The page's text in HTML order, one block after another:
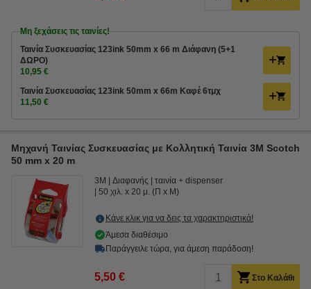
Μη ξεχάσεις τις ταινίες!
Ταινία Συσκευασίας 123ink 50mm x 66 m Διάφανη (5+1
ΔΩΡΟ)
10,95 €
Ταινία Συσκευασίας 123ink 50mm x 66m Καφέ 6τμχ
11,50 €
Μηχανή Ταινίας Συσκευασίας με Κολλητική Ταινία 3M Scotch
50 mm x 20 m
3M Διαφανής
ταινία + dispenser
50 χιλ. x 20 μ. (Π x Μ)
Κάνε κλικ για να δεις τα χαρακτηριστικά!
Άμεσα διαθέσιμο
Παράγγειλε τώρα, για άμεση παράδοση!
5,50 € Στο Καλάθι